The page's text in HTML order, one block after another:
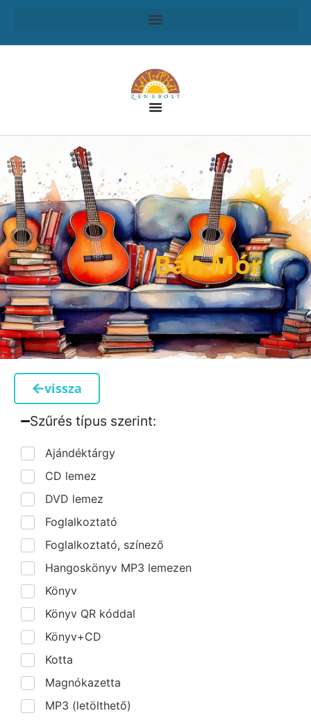
Bán Mór
vissza
Szűrés típus szerint:​
Ajándéktárgy
CD lemez
DVD lemez
Foglalkoztató
Foglalkoztató, színező
Hangoskönyv MP3 lemezen
Könyv
Könyv QR kóddal
Könyv+CD
Kotta
Magnókazetta
MP3 (letölthető)